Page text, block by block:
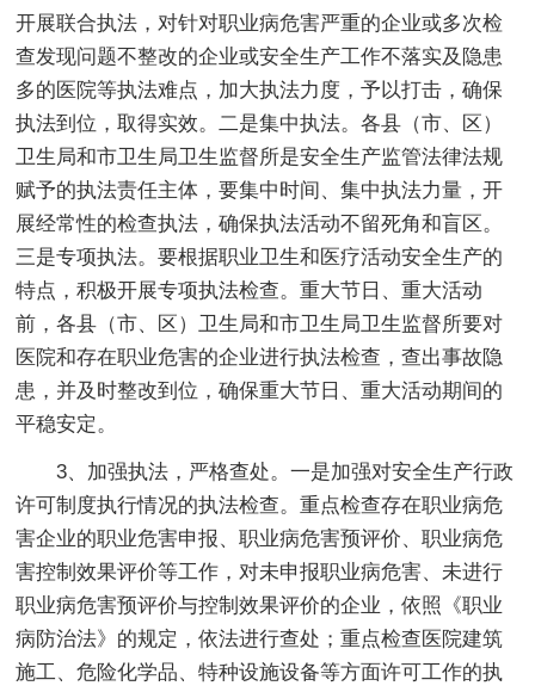
开展联合执法，对针对职业病危害严重的企业或多次检
查发现问题不整改的企业或安全生产工作不落实及隐患
多的医院等执法难点，加大执法力度，予以打击，确保
执法到位，取得实效。二是集中执法。各县（市、区）
卫生局和市卫生局卫生监督所是安全生产监管法律法规
赋予的执法责任主体，要集中时间、集中执法力量，开
展经常性的检查执法，确保执法活动不留死角和盲区。
三是专项执法。要根据职业卫生和医疗活动安全生产的
特点，积极开展专项执法检查。重大节日、重大活动
前，各县（市、区）卫生局和市卫生局卫生监督所要对
医院和存在职业危害的企业进行执法检查，查出事故隐
患，并及时整改到位，确保重大节日、重大活动期间的
平稳安定。
3、加强执法，严格查处。一是加强对安全生产行政
许可制度执行情况的执法检查。重点检查存在职业病危
害企业的职业危害申报、职业病危害预评价、职业病危
害控制效果评价等工作，对未申报职业病危害、未进行
职业病危害预评价与控制效果评价的企业，依照《职业
病防治法》的规定，依法进行查处；重点检查医院建筑
施工、危险化学品、特种设施设备等方面许可工作的执